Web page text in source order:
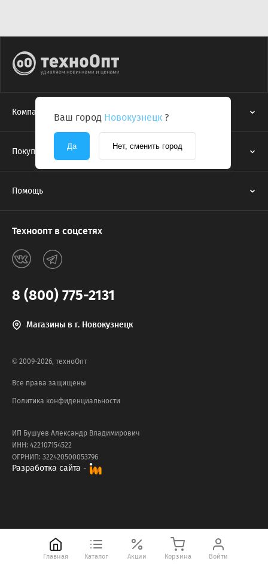
Главная Каталог Акции Корзина Войти
Ваш город Новокузнецк ?
Да Нет, сменить город
Компания
Покупателям
Помощь
Техноопт в соцсетях
8 (800) 775-2131
Магазины в г. Новокузнецк
© 2009-2026, техноОпт
Все права защищены
Политика конфиденциальности
ИП Бушуев Александр Владимирович
ИНН: 422107154522
ОГРНИП: 322420500053796
Разработка сайта -